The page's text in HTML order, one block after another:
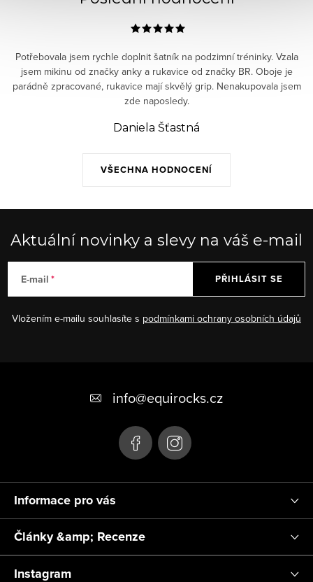
VŠECHNA HODNOCENÍ
Potřebovala jsem rychle doplnit šatník na podzimní tréninky. Vzala
jsem mikinu od značky anky a rukavice od značky BR. Oboje je
parádně zpracované, rukavice mají skvělý grip. Nenakupovala jsem
zde naposledy.
Daniela Šťastná
Aktuální novinky a slevy na váš e-mail
E-mail
Vložením e-mailu souhlasíte s podmínkami ochrany osobních údajů
PŘIHLÁSIT SE
í
info@equirocks.cz
Informace pro vás
Články &amp; Recenze
Instagram